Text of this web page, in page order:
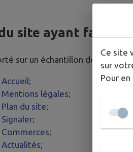
site ayant fait
sur un échantillon de 8 pages.
Accueil;
Mentions légales;
Plan du site;
Signaler;
Commerces;
Actualités;
Ce site
sur
Pour